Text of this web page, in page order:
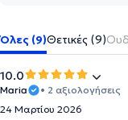
Όλες (9)Θετικές (9)
10.0
Maria
• 2 αξιολογήσεις
24 Μαρτίου 2026